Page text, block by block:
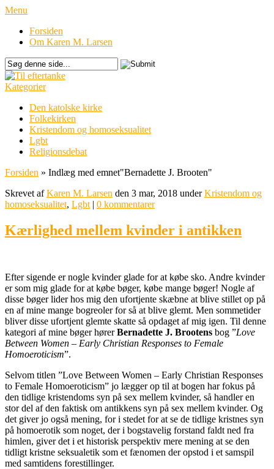
Menu
Forsiden
Om Karen M. Larsen
Kategorier
Den katolske kirke
Folkekirken
Kristendom og homoseksualitet
Lgbt
Religionsdebat
Forsiden » Indlæg med emnet"Bernadette J. Brooten"
Skrevet afKaren M. Larsen den 3 mar, 2018 underKristendom og
homoseksualitet, Lgbt | 0 kommentarer
Kærlighed mellem kvinder i antikken
Efter sigende er nogle kvinder glade for at købe sko. Andre kvinder
er som mig glade for at købe bøger, købe mange bøger! Nogle af
disse bøger lider hos mig den ufortjente skæbne at blive stillet op på
en af mine mange bogreoler for så at blive glemt. Men sommetider
bliver disse ufortjent glemte skatte så opdaget af mig igen. Til denne
kategori af mine bøger hørerBernadette J. Brootens bog ”Love
Between Women – Early Christian Responses to Female
Homoeroticism”.
Selvom titlen ”Love Between Women – Early Christian Responses
to Female Homoeroticism” jo lægger op til at bogen har fokus på
den tidlige kristendoms syn på sex mellem kvinder, så handler en
stor del af den faktisk om antikkens syn på sex mellem kvinder. Og
det giver jo også mening, for i stedet for at se de tidlige kristnes syn
på homoerotik som noget, der i bogstavelig forstand faldt ned fra
himlen, giver det i et historisk perspektiv mere mening at se den
tidligt kristne seksualetik som et fænomen der opstod i et samspil
med samtidens forestillinger.